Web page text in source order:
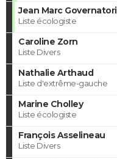
Jean Marc Governatori
Liste écologiste
Caroline Zorn
Liste Divers
Nathalie Arthaud
Liste d'extrême-gauche
Marine Cholley
Liste écologiste
François Asselineau
Liste Divers